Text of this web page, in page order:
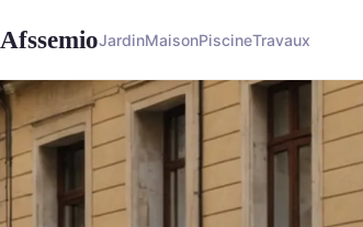
AfssemioJardinMaisonPiscineTravaux